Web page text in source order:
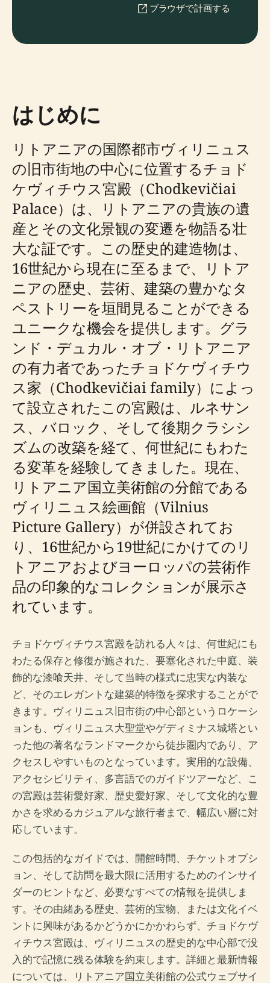
ブラウザで計画する
はじめに
リトアニアの国際都市ヴィリニュス
の旧市街地の中心に位置するチョド
ケヴィチウス宮殿（Chodkevičiai
Palace）は、リトアニアの貴族の遺
産とその文化景観の変遷を物語る壮
大な証です。この歴史的建造物は、
16世紀から現在に至るまで、リトア
ニアの歴史、芸術、建築の豊かなタ
ペストリーを垣間見ることができる
ユニークな機会を提供します。グラ
ンド・デュカル・オブ・リトアニア
の有力者であったチョドケヴィチウ
ス家（Chodkevičiai family）によっ
て設立されたこの宮殿は、ルネサン
ス、バロック、そして後期クラシシ
ズムの改築を経て、何世紀にもわた
る変革を経験してきました。現在、
リトアニア国立美術館の分館である
ヴィリニュス絵画館（Vilnius
Picture Gallery）が併設されてお
り、16世紀から19世紀にかけてのリ
トアニアおよびヨーロッパの芸術作
品の印象的なコレクションが展示さ
れています。
チョドケヴィチウス宮殿を訪れる人々は、何世紀にも
わたる保存と修復が施された、要塞化された中庭、装
飾的な漆喰天井、そして当時の様式に忠実な内装な
ど、そのエレガントな建築的特徴を探求することがで
きます。ヴィリニュス旧市街の中心部というロケーシ
ョンも、ヴィリニュス大聖堂やゲディミナス城塔とい
った他の著名なランドマークから徒歩圏内であり、ア
クセスしやすいものとなっています。実用的な設備、
アクセシビリティ、多言語でのガイドツアーなど、こ
の宮殿は芸術愛好家、歴史愛好家、そして文化的な豊
かさを求めるカジュアルな旅行者まで、幅広い層に対
応しています。
この包括的なガイドでは、開館時間、チケットオプシ
ョン、そして訪問を最大限に活用するためのインサイ
ダーのヒントなど、必要なすべての情報を提供しま
す。その由緒ある歴史、芸術的宝物、または文化イベ
ントに興味があるかどうかにかかわらず、チョドケヴ
ィチウス宮殿は、ヴィリニュスの歴史的な中心部で没
入的で記憶に残る体験を約束します。詳細と最新情報
については、リトアニア国立美術館の公式ウェブサイ